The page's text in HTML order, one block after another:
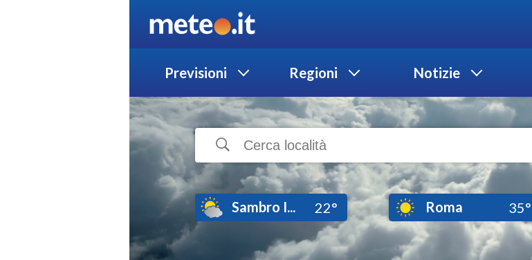
Previsioni Regioni Notizie
Sambro I... 22° Roma 35°